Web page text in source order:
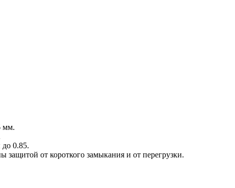
мм.
0.85.
от короткого замыкания и от перегрузки.